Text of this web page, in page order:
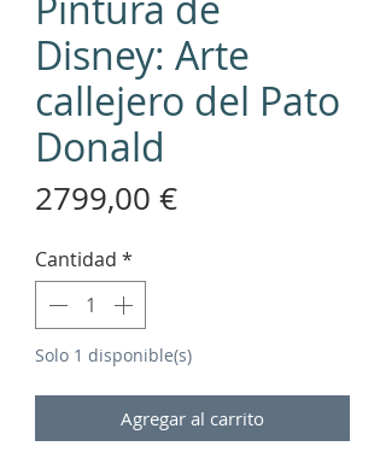
Disney: Arte
callejero del Pato
Donald
2799,00 €Precio
Cantidad *
Solo 1 disponible(s)
Agregar al carrito